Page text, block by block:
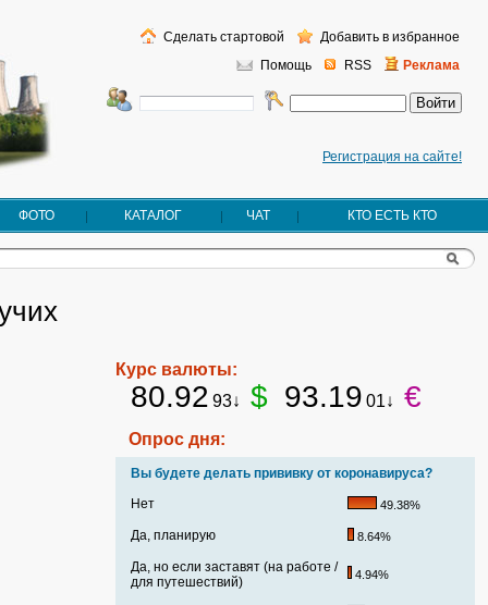
Регистрация на сайте!
Помощь RSS Реклама
Сделать стартовой Добавить в избранное
ФОТО КАТАЛОГ ЧАТ КТО ЕСТЬ КТО
Курс валюты:
80.92 93↓ $ 93.19 01↓ €
Опрос дня:
Вы будете делать прививку от коронавируса?
Нет
49.38%
Да, планирую 8.64%
Да, но если заставят (на работе /
для путешествий)
4.94%